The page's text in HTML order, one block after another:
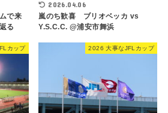
で来
る
2026.04.06
嵐のち歓喜 ブリオベッカ vs
Y.S.C.C. @浦安市舞浜
カップ 2026 大事なJFLカップ